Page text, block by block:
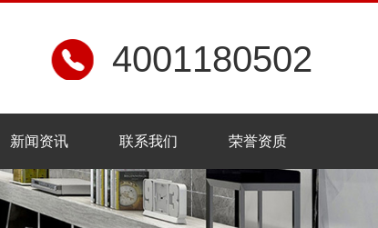
4001180502
新闻资讯 联系我们 荣誉资质